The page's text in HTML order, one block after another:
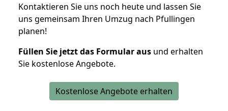
Kontaktieren Sie uns noch heute und lassen Sie
uns gemeinsam Ihren Umzug nach Pfullingen
planen!
Füllen Sie jetzt das Formular aus und erhalten
Sie kostenlose Angebote.
Kostenlose Angebote erhalten